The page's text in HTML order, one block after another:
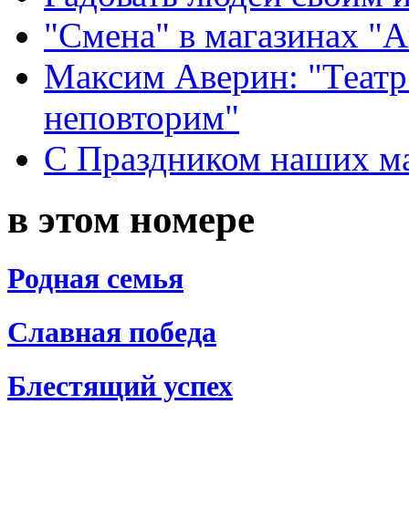
"Смена" в магазинах
Максим Аверин:
неповторим"
С Праздником наших
в этом номере
Родная семья
Славная победа
Блестящий успех